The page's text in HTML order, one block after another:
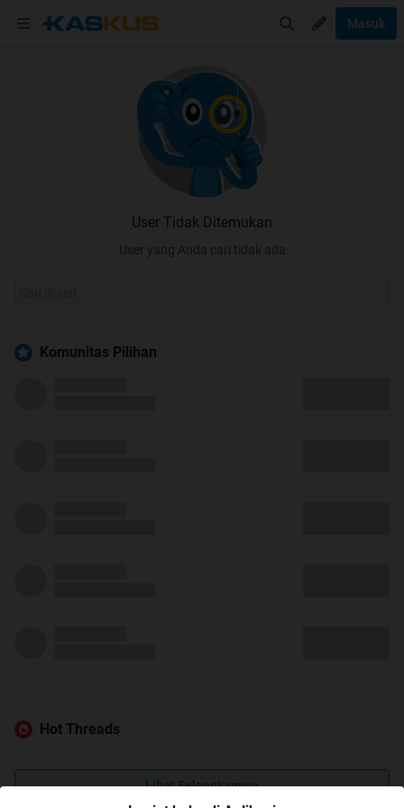
Masuk
User Tidak Ditemukan
User yang Anda cari tidak ada
Komunitas Pilihan
Hot Threads
Lihat Selengkapnya